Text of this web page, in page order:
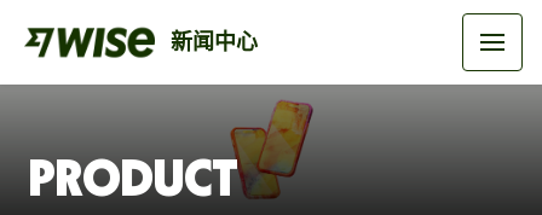
新闻中心
Product